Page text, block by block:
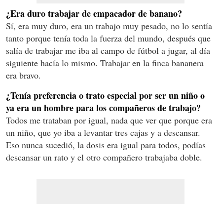
¿Era duro trabajar de empacador de banano?
Sí, era muy duro, era un trabajo muy pesado, no lo sentía
tanto porque tenía toda la fuerza del mundo, después que
salía de trabajar me iba al campo de fútbol a jugar, al día
siguiente hacía lo mismo. Trabajar en la finca bananera
era bravo.
¿Tenía preferencia o trato especial por ser un niño o
ya era un hombre para los compañeros de trabajo?
Todos me trataban por igual, nada que ver que porque era
un niño, que yo iba a levantar tres cajas y a descansar.
Eso nunca sucedió, la dosis era igual para todos, podías
descansar un rato y el otro compañero trabajaba doble.